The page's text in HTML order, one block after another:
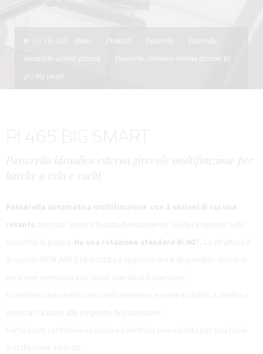
TERMINI E CONDIZIONI D'USO
UNICA - CUSTOM
SOFT TOP
TU SEI QUI: Home Prodotti Passerelle
Passerelle
idrauliche esterne girevoli
Passerella idraulica esterna girevole pi
465 big smart
PI 465 BIG SMART
Passerella idraulica esterna girevole multifunzione per
barche a vela e yacht
Passerella automatica multifunzione con 3 sezioni di cui una
rotante che puo' essere fissata direttamente sul deck oppure sullo
Ha una rotazione standard di 90°. La struttura è
in acciaio INOX AISI 316 lucidata a specchio ma è disponibile anche la
versione verniciata con colori standard Besenzoni.
I candelieri automatici con corda possono essere installati a destra o
sinistra ina base alle esigente dell'armatore.
Fornita con centralina idraulica ed elettrica pre-cablata per una facile
installazione a bordo.